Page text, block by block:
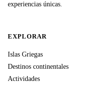
experiencias únicas.
EXPLORAR
Islas Griegas
Destinos continentales
Actividades